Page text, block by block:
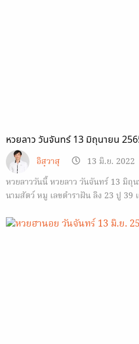
หวยลาว วันจันทร์ 13 มิถุนายน
อิสฺวาสุ
13 มิ.ย. 2022
หวยลาววันนี้ หวยลาว วันจันทร์ 13 มิถุ
นามสัตว์ หมู เลขตำราฝัน ลิง 23 ปู 39